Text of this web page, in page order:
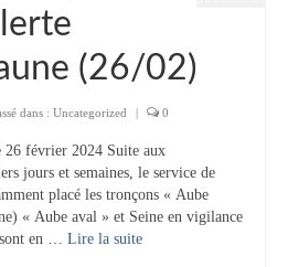
/ Internet
(26/02)
dans : Uncategorized 0
février 2024 Suite aux
jours et semaines, le service de
placé les tronçons « Aube
« Aube aval » et Seine en vigilance
sont en … Lire la suite­­